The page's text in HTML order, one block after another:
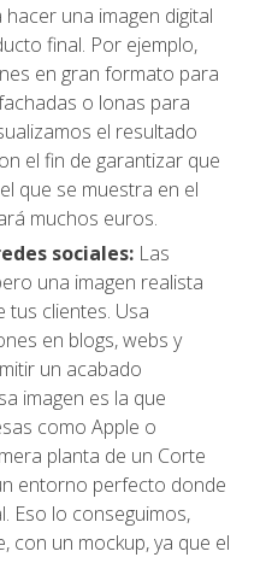
hacer una imagen digital
final. Por ejemplo,
en gran formato para
o lonas para
el resultado
el fin de garantizar que
que se muestra en el
muchos euros.
sociales: Las
una imagen realista
clientes. Usa
en blogs, webs y
un acabado
imagen es la que
como Apple o
planta de un Corte
entorno perfecto donde
Eso lo conseguimos,
con un mockup, ya que el